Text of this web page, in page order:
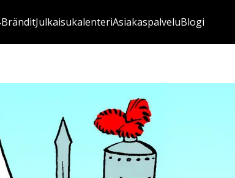
BränditJulkaisukalenteriAsiakaspalveluBlogi